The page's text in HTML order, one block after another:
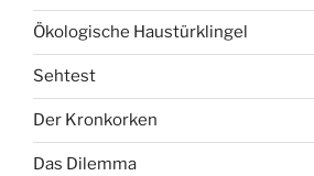
Ökologische Haustürklingel
Sehtest
Der Kronkorken
Das Dilemma